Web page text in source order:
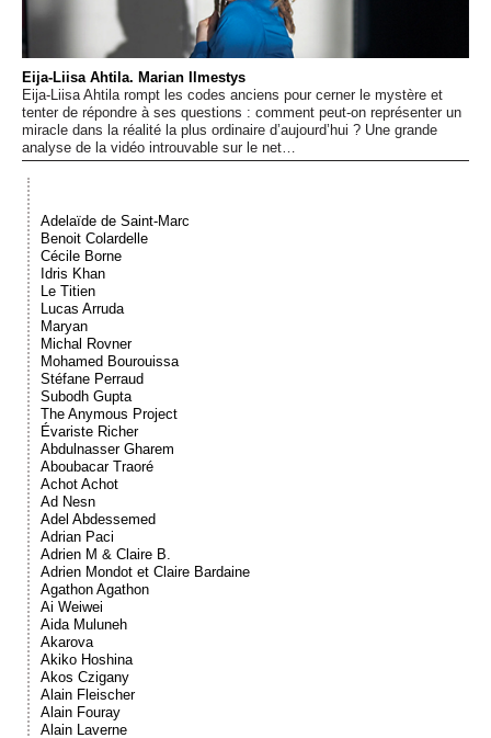
Eija-Liisa Ahtila. Marian Ilmestys
Eija-Liisa Ahtila rompt les codes anciens pour cerner le mystère et
tenter de répondre à ses questions : comment peut-on représenter un
miracle dans la réalité la plus ordinaire d’aujourd’hui ? Une grande
analyse de la vidéo introuvable sur le net…
Adelaïde de Saint-Marc
Benoit Colardelle
Cécile Borne
Idris Khan
Le Titien
Lucas Arruda
Maryan
Michal Rovner
Mohamed Bourouissa
Stéfane Perraud
Subodh Gupta
The Anymous Project
Évariste Richer
Abdulnasser Gharem
Aboubacar Traoré
Achot Achot
Ad Nesn
Adel Abdessemed
Adrian Paci
Adrien M & Claire B.
Adrien Mondot et Claire Bardaine
Agathon Agathon
Ai Weiwei
Aida Muluneh
Akarova
Akiko Hoshina
Akos Czigany
Alain Fleischer
Alain Fouray
Alain Laverne